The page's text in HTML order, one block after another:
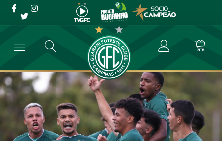
Paulista sub-20: Bugre
derrota o Santos e assume
liderança da chave